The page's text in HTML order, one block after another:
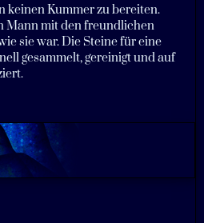
keinen Kummer zu bereiten.
Mann mit den freundlichen
sie war. Die Steine für eine
gesammelt, gereinigt und auf